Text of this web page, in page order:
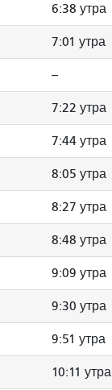
6:38 утра
7:01 утра
--
7:22 утра
7:44 утра
8:05 утра
8:27 утра
8:48 утра
9:09 утра
9:30 утра
9:51 утра
10:11 утра